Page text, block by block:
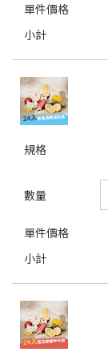
單件價格
小計
規格
數量
單件價格
小計